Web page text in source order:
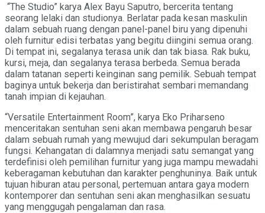
“The Studio” karya Alex Bayu Saputro, bercerita tentang
seorang lelaki dan studionya. Berlatar pada kesan maskulin
dalam sebuah ruang dengan panel-panel biru yang dipenuhi
oleh furnitur edisi terbatas yang begitu diingini semua orang.
Di tempat ini, segalanya terasa unik dan tak biasa. Rak buku,
kursi, meja, dan segalanya terasa berbeda. Semua berada
dalam tatanan seperti keinginan sang pemilik. Sebuah tempat
baginya untuk bekerja dan beristirahat sembari memandang
tanah impian di kejauhan.
“Versatile Entertainment Room”, karya Eko Priharseno
menceritakan sentuhan seni akan membawa pengaruh besar
dalam sebuah rumah yang mewujud dari sekumpulan beragam
fungsi. Kehangatan di dalamnya menjadi satu semangat yang
terdefinisi oleh pemilihan furnitur yang juga mampu mewadahi
keberagaman kebutuhan dan karakter penghuninya. Baik untuk
tujuan hiburan atau personal, pertemuan antara gaya modern
kontemporer dan sentuhan seni akan menghasilkan sesuatu
yang menggugah pengalaman dan rasa.